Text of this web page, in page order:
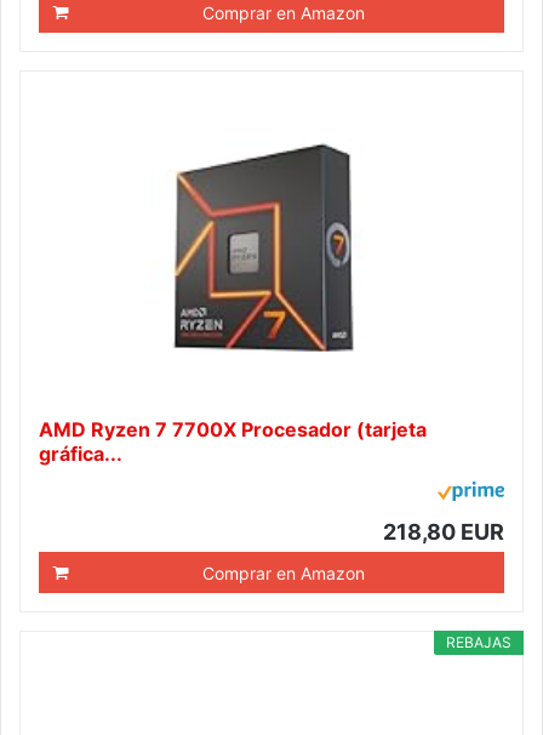
Comprar en Amazon
AMD Ryzen 7 7700X Procesador (tarjeta
gráfica...
218,80 EUR
Comprar en Amazon
REBAJAS